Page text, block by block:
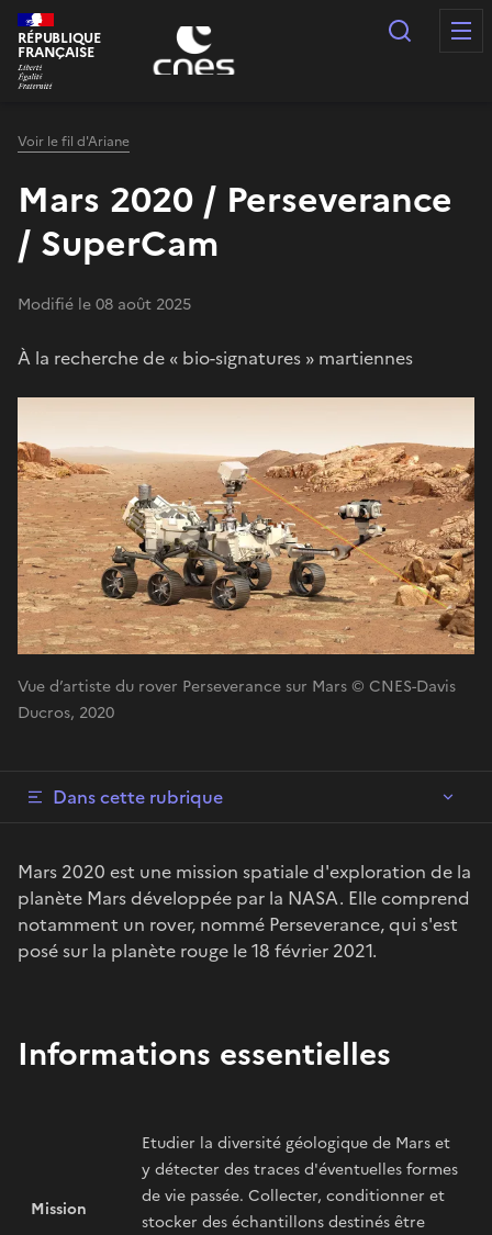
Panneau de gestion des cookies
RÉPUBLIQUE
FRANÇAISE
Voir le fil d'Ariane
Mars 2020 / Perseverance
/ SuperCam
Modifié le 08 août 2025
À la recherche de « bio-signatures » martiennes
Vue d’artiste du rover Perseverance sur Mars © CNES-Davis
Ducros, 2020
Dans cette rubrique
Mars 2020 est une mission spatiale d'exploration de la
planète Mars développée par la NASA. Elle comprend
notamment un rover, nommé Perseverance, qui s'est
posé sur la planète rouge le 18 février 2021.
Informations essentielles
Mission
Etudier la diversité géologique de Mars et
y détecter des traces d'éventuelles formes
de vie passée. Collecter, conditionner et
stocker des échantillons destinés être